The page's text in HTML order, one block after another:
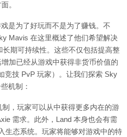
。
是为了好玩而不是为了赚钱。不
Mavis 在这里概述了他们希望解决
期可持续性。这些不仅包括提高整
加已经从游戏中获得非货币价值的
竞技 PvP 玩家）。让我们探索 Sky
机制：
，玩家可以从中获得更多内在的游
需求。此外，Land 本身也会有需
生态系统。玩家将能够对游戏中的特